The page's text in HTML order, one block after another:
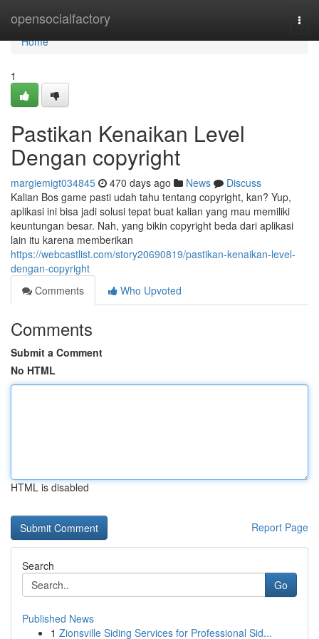
opensocialfactory
Home
Home
1
Pastikan Kenaikan Level
Dengan copyright
margiemigt034845 470 days ago News
Discuss
Kalian Bos game pasti udah tahu tentang copyright, kan? Yup,
aplikasi ini bisa jadi solusi tepat buat kalian yang mau memiliki
keuntungan besar. Nah, yang bikin copyright beda dari aplikasi
lain itu karena memberikan
https://webcastlist.com/story20690819/pastikan-kenaikan-level-
dengan-copyright
Comments
Who Upvoted
Comments
Submit a Comment
No HTML
HTML is disabled
Report Page
Search
Go
Published News
1 Zionsville Siding Services for Professional Sid...